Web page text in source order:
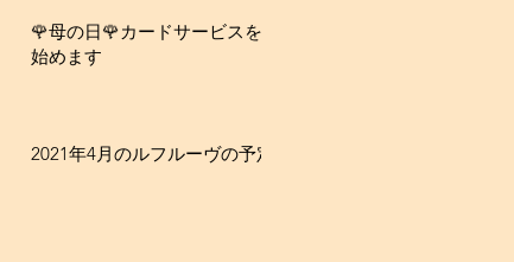
🌹母の日🌹カードサービスを
始めます
2021年4月のルフルーヴの予定